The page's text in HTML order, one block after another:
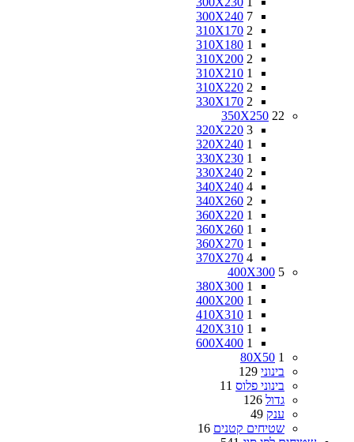
300X240 7
310X170 2
310X180 1
310X200 2
310X210 1
310X220 2
330X170 2
350X250 22
320X220 3
320X240 1
330X230 1
330X240 2
340X240 4
340X260 2
360X220 1
360X260 1
360X270 1
370X270 4
400X300 5
380X300 1
400X200 1
410X310 1
420X310 1
600X400 1
80X50 1
בינוני 129
בינוני פלוס 11
גדול 126
ענק 49
שטיחים קטנים 16